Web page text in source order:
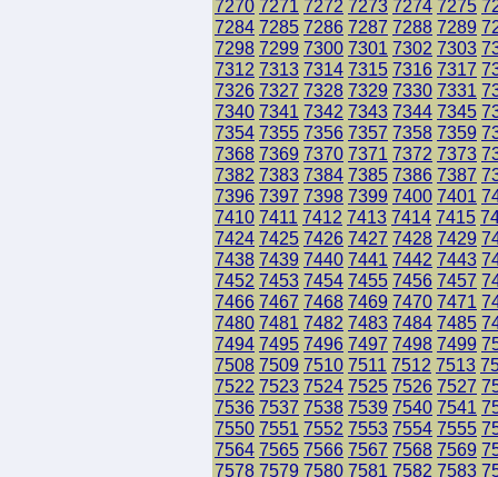
7270 7271 7272 7273 7274 7275
7284 7285 7286 7287 7288 7289
7298 7299 7300 7301 7302 7303
7312 7313 7314 7315 7316 7317
7326 7327 7328 7329 7330 7331
7340 7341 7342 7343 7344 7345
7354 7355 7356 7357 7358 7359
7368 7369 7370 7371 7372 7373
7382 7383 7384 7385 7386 7387
7396 7397 7398 7399 7400 7401
7410 7411 7412 7413 7414 7415
7424 7425 7426 7427 7428 7429
7438 7439 7440 7441 7442 7443
7452 7453 7454 7455 7456 7457
7466 7467 7468 7469 7470 7471
7480 7481 7482 7483 7484 7485
7494 7495 7496 7497 7498 7499
7508 7509 7510 7511 7512 7513
7522 7523 7524 7525 7526 7527
7536 7537 7538 7539 7540 7541
7550 7551 7552 7553 7554 7555
7564 7565 7566 7567 7568 7569
7578 7579 7580 7581 7582 7583